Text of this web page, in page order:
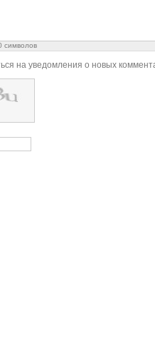
символов
на уведомления о новых